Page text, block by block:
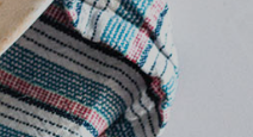
korištenja
privatnosti